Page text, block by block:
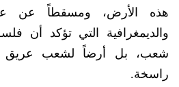
هذه الأرض، ومسقطاً عن عمد
والديمغرافية التي تؤكد أن
شعب، بل أرضاً لشعب عريق
راسخة.